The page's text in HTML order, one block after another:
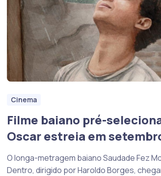
Cinema
Filme baiano pré-
Oscar estreia em
O longa-metragem baiano Saudade Fez
Dentro, dirigido por Haroldo Borges,